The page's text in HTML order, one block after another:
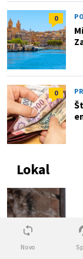
0
0
Lokal
Novo